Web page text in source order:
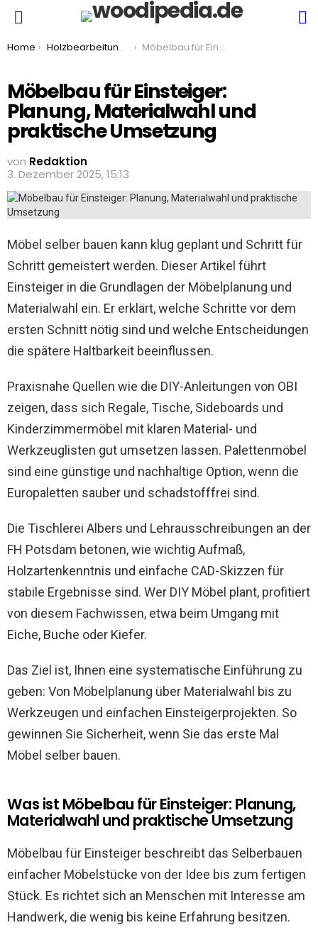
You are here:
Home Holzbearbeitung & Handwerk Möbelbau für Einsteiger: Planung, Materialwahl und praktische Umsetzung
Möbelbau für Einsteiger:
Planung, Materialwahl und
praktische Umsetzung
von Redaktion
3. Dezember 2025, 15:13
Möbel selber bauen kann klug geplant und Schritt für
Schritt gemeistert werden. Dieser Artikel führt
Einsteiger in die Grundlagen der Möbelplanung und
Materialwahl ein. Er erklärt, welche Schritte vor dem
ersten Schnitt nötig sind und welche Entscheidungen
die spätere Haltbarkeit beeinflussen.
Praxisnahe Quellen wie die DIY-Anleitungen von OBI
zeigen, dass sich Regale, Tische, Sideboards und
Kinderzimmermöbel mit klaren Material- und
Werkzeuglisten gut umsetzen lassen. Palettenmöbel
sind eine günstige und nachhaltige Option, wenn die
Europaletten sauber und schadstofffrei sind.
Die Tischlerei Albers und Lehrausschreibungen an der
FH Potsdam betonen, wie wichtig Aufmaß,
Holzartenkenntnis und einfache CAD-Skizzen für
stabile Ergebnisse sind. Wer DIY Möbel plant, profitiert
von diesem Fachwissen, etwa beim Umgang mit
Eiche, Buche oder Kiefer.
Das Ziel ist, Ihnen eine systematische Einführung zu
geben: Von Möbelplanung über Materialwahl bis zu
Werkzeugen und einfachen Einsteigerprojekten. So
gewinnen Sie Sicherheit, wenn Sie das erste Mal
Möbel selber bauen.
Was ist Möbelbau für Einsteiger: Planung,
Materialwahl und praktische Umsetzung
Möbelbau für Einsteiger beschreibt das Selberbauen
einfacher Möbelstücke von der Idee bis zum fertigen
Stück. Es richtet sich an Menschen mit Interesse am
Handwerk, die wenig bis keine Erfahrung besitzen.